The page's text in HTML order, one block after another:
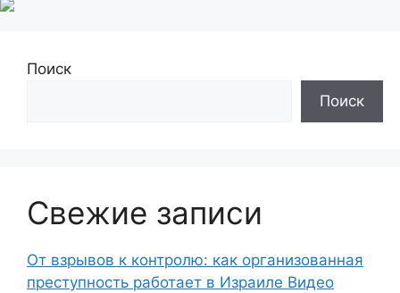
Поиск
Поиск
Свежие записи
От взрывов к контролю: как организованная
преступность работает в Израиле Видео